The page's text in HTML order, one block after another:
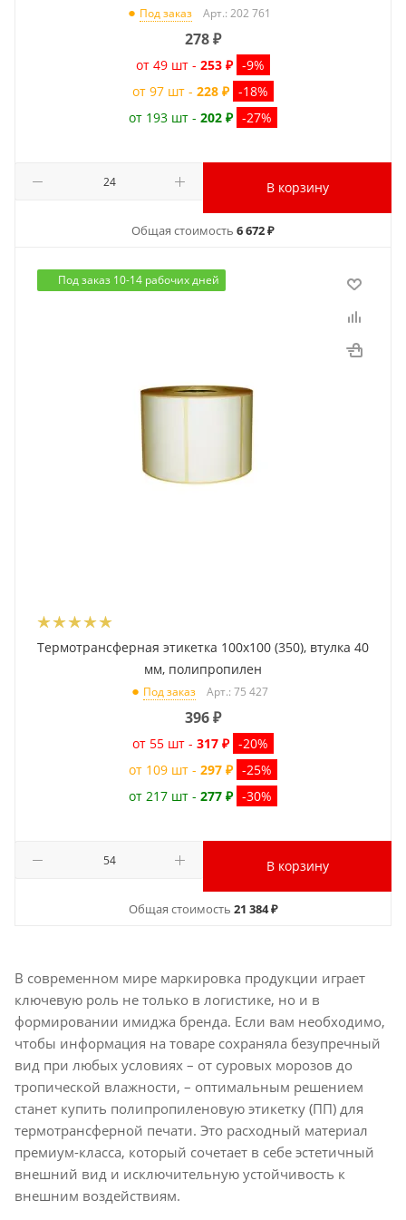
Под заказ Арт.: 202 761
278₽
от 49 шт - 253 ₽ -9%
от 97 шт - 228 ₽ -18%
от 193 шт - 202 ₽ -27%
В корзину
Общая стоимость 6 672 ₽
Под заказ 10-14 рабочих дней
Термотрансферная этикетка 100x100 (350), втулка 40
мм, полипропилен
Под заказ Арт.: 75 427
396₽
от 55 шт - 317 ₽ -20%
от 109 шт - 297 ₽ -25%
от 217 шт - 277 ₽ -30%
В корзину
Общая стоимость 21 384 ₽
В современном мире маркировка продукции играет
ключевую роль не только в логистике, но и в
формировании имиджа бренда. Если вам необходимо,
чтобы информация на товаре сохраняла безупречный
вид при любых условиях – от суровых морозов до
тропической влажности, – оптимальным решением
станет купить полипропиленовую этикетку (ПП) для
термотрансферной печати. Это расходный материал
премиум-класса, который сочетает в себе эстетичный
внешний вид и исключительную устойчивость к
внешним воздействиям.